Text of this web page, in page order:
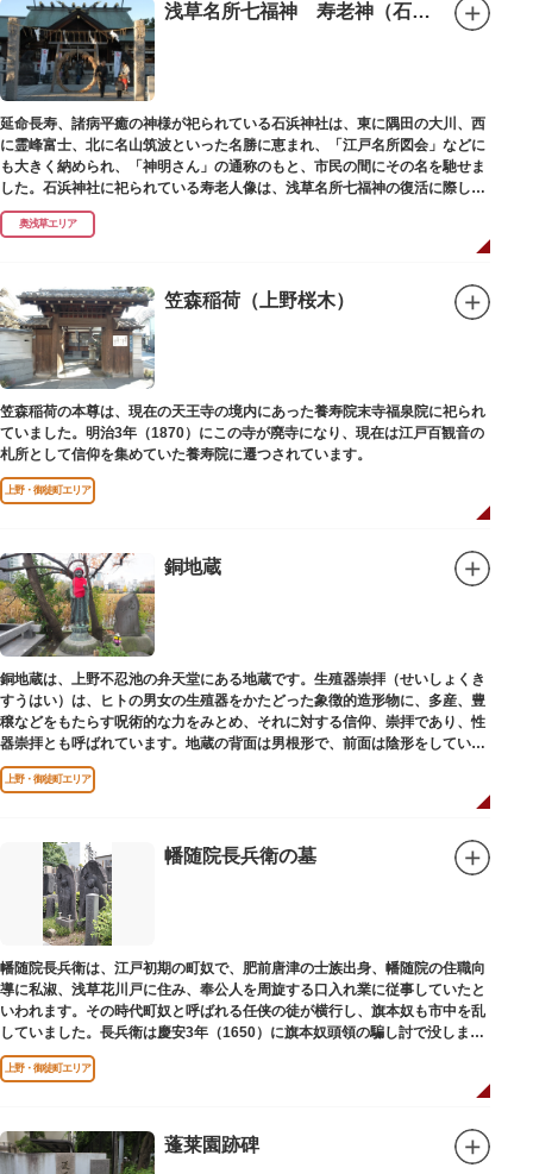
浅草名所七福神 寿老神（石浜神社）
延命長寿、諸病平癒の神様が祀られている石浜神社は、東に隅田の大川、西
に霊峰富士、北に名山筑波といった名勝に恵まれ、「江戸名所図会」などに
も大きく納められ、「神明さん」の通称のもと、市民の間にその名を馳せま
した。石浜神社に祀られている寿老人像は、浅草名所七福神の復活に際し、
延命長寿の神として奉安されたものです。
奥浅草エリア
笠森稲荷（上野桜木）
笠森稲荷の本尊は、現在の天王寺の境内にあった養寿院末寺福泉院に祀られ
ていました。明治3年（1870）にこの寺が廃寺になり、現在は江戸百観音の
札所として信仰を集めていた養寿院に遷つされています。
上野・御徒町エリア
銅地蔵
銅地蔵は、上野不忍池の弁天堂にある地蔵です。生殖器崇拝（せいしょくき
すうはい）は、ヒトの男女の生殖器をかたどった象徴的造形物に、多産、豊
穣などをもたらす呪術的な力をみとめ、それに対する信仰、崇拝であり、性
器崇拝とも呼ばれています。地蔵の背面は男根形で、前面は陰形をしていま
す。
上野・御徒町エリア
幡随院長兵衛の墓
幡随院長兵衛は、江戸初期の町奴で、肥前唐津の士族出身、幡随院の住職向
導に私淑、浅草花川戸に住み、奉公人を周旋する口入れ業に従事していたと
いわれます。その時代町奴と呼ばれる任侠の徒が横行し、旗本奴も市中を乱
していました。長兵衛は慶安3年（1650）に旗本奴頭領の騙し討で没しまし
た。お墓は源空寺（げんくうじ）にあります。
上野・御徒町エリア
蓬莱園跡碑